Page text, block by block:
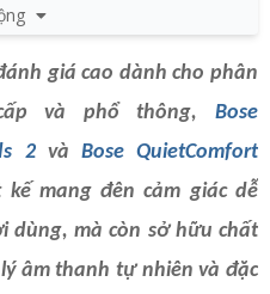
giá cao dành cho phân
và phổ thông, Bose
2và Bose QuietComfort
mang đên cảm giác dễ
dùng, mà còn sở hữu chất
âm thanh tự nhiên và đặc